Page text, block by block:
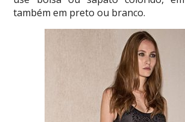
também em preto ou branco.